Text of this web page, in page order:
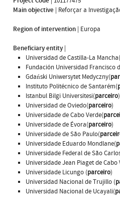
Main objective | Reforçar a
Region of intervention | Europa
Beneficiary entity|
Universidad de Castilla-La Mancha(
Fundación Universidad Francisco
Gdański Uniwersytet Medyczny(
Instituto Politécnico de Santarém(
Istanbul Bilgi Universitesi(parceiro)
Universidad de Oviedo(parceiro)
Universidade de Cabo Verde(
Universidade de Évora(parceiro)
Universidade de São Paulo(
Universidade Eduardo Mondlane(
Universidade Federal de São
Universidade Jean Piaget de Cabo
Universidade Licungo (parceiro)
Universidad Nacional de Trujillo (
Universidad Nacional de Ucayali(